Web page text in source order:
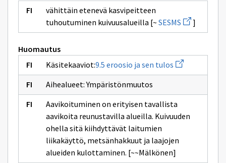
vähittäin etenevä kasvipeitteen
tuhoutuminen kuivuusalueilla [~ SESMS Avaa
uuden
ikkunan
]
Huomautus
Käsitekaaviot:9.5 eroosio ja sen tulos Avaa
uuden
ikkunan
9.5
eroosio
sen
Aihealueet: Ympäristönmuutos
Aavikoituminen on erityisen tavallista
aavikoita reunustavilla alueilla. Kuivuuden
ohella sitä kiihdyttävät laitumien
liikakäyttö, metsänhakkuut ja laajojen
alueiden kulottaminen. [~~Mälkönen]